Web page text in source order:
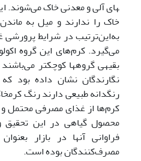
های آلی و معدنی خاک می‌شوند.
خاک را ندارند و میل به
به‌این‌ترتیب در شرایط
می‌گیرد. کرم‌های این گروه
نگارندگان نشان داده بود
رنگدانه طبیعی دارند رنگ
کرم‌ها از غذای مصرفی محتمل
محصول گیاهی در این
فراوانی آنها در بازار
مصرف‌کنندگان بوده است.